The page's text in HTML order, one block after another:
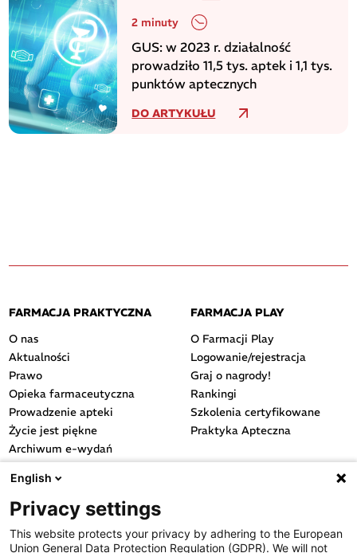
2 minuty
GUS: w 2023 r. działalność
prowadziło 11,5 tys. aptek i 1,1 tys.
punktów aptecznych
DO ARTYKUŁU
FARMACJA PRAKTYCZNA
O nas
Aktualności
Prawo
Opieka farmaceutyczna
Prowadzenie apteki
Życie jest piękne
Archiwum e-wydań
Przydatne linki
FARMACJA PLAY
O Farmacji Play
Logowanie/rejestracja
Graj o nagrody!
Rankingi
Szkolenia certyfikowane
Praktyka Apteczna
OGÓLNE
Polityka prywatności
English
Privacy settings
This website protects your privacy by adhering to the European
Union General Data Protection Regulation (GDPR). We will not